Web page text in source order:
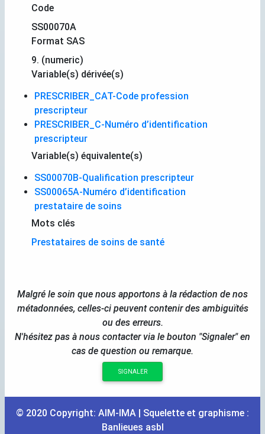
Code
SS00070A
Format SAS
9. (numeric)
Variable(s) dérivée(s)
PRESCRIBER_CAT-Code profession
prescripteur
PRESCRIBER_C-Numéro d’identification
prescripteur
Variable(s) équivalente(s)
SS00070B-Qualification prescripteur
SS00065A-Numéro d’identification
prestataire de soins
Mots clés
Prestataires de soins de santé
Malgré le soin que nous apportons à la rédaction de nos
métadonnées, celles-ci peuvent contenir des ambiguïtés
ou des erreurs.
N'hésitez pas à nous contacter via le bouton "Signaler" en
cas de question ou remarque.
SIGNALER
© 2020 Copyright: AIM-IMA | Squelette et graphisme :
Banlieues asbl